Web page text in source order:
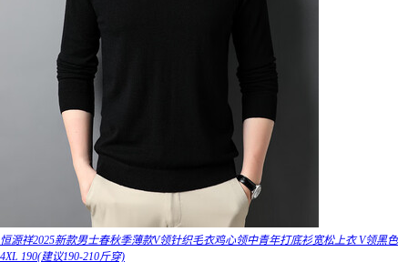
恒源祥2025新款男士春秋季薄款V领针织毛衣鸡心领中青年打底衫宽松上衣 V领黑色
4XL 190(建议190-210斤穿)